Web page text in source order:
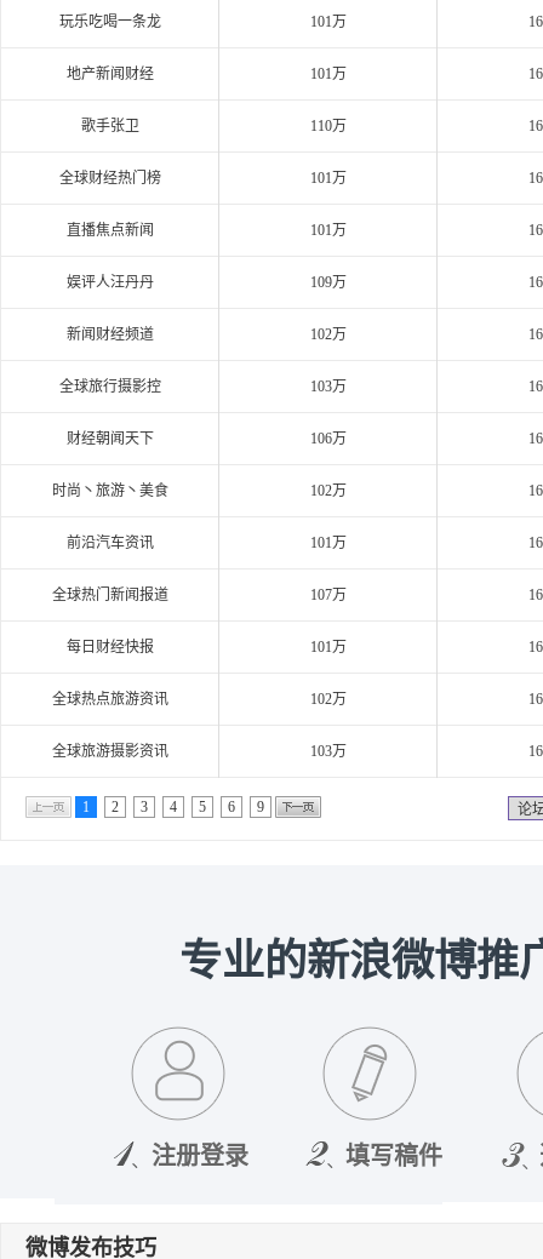
玩乐吃喝一条龙 101万
地产新闻财经 101万
歌手张卫 110万
全球财经热门榜 101万
直播焦点新闻 101万
娱评人汪丹丹 109万
新闻财经频道 102万
全球旅行摄影控 103万
财经朝闻天下 106万
时尚丶旅游丶美食 102万
前沿汽车资讯 101万
全球热门新闻报道 107万
每日财经快报 101万
全球热点旅游资讯 102万
全球旅游摄影资讯 103万
1 2 3 4 5 6 9 论
专业的新浪微博推
注册登录 填写稿件
微博发布技巧